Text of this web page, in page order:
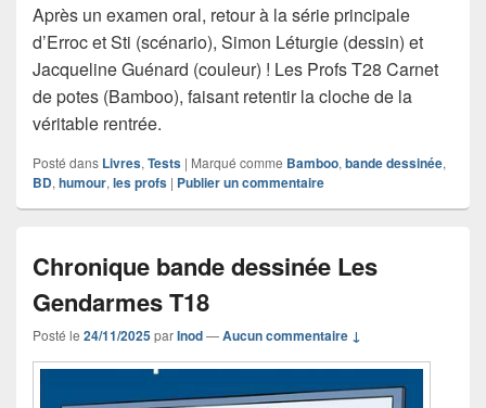
Après un examen oral, retour à la série principale
d’Erroc et Sti (scénario), Simon Léturgie (dessin) et
Jacqueline Guénard (couleur) ! Les Profs T28 Carnet
de potes (Bamboo), faisant retentir la cloche de la
véritable rentrée.
Posté dans Livres, Tests | Marqué comme Bamboo, bande dessinée,
BD, humour, les profs | Publier un commentaire
Chronique bande dessinée Les
Gendarmes T18
Posté le 24/11/2025parInod—Aucun commentaire ↓